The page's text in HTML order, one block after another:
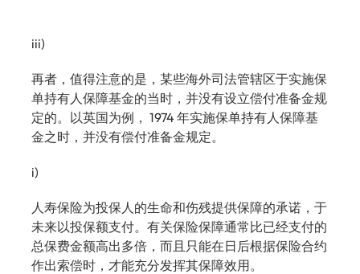
iii)
再者，值得注意的是，某些海外司法管辖区于实施保
单持有人保障基金的当时，并没有设立偿付准备金规
定的。以英国为例， 1974 年实施保单持有人保障基
金之时，并没有偿付准备金规定。
i)
人寿保险为投保人的生命和伤残提供保障的承诺，于
未来以投保额支付。有关保险保障通常比已经支付的
总保费金额高出多倍，而且只能在日后根据保险合约
作出索偿时，才能充分发挥其保障效用。